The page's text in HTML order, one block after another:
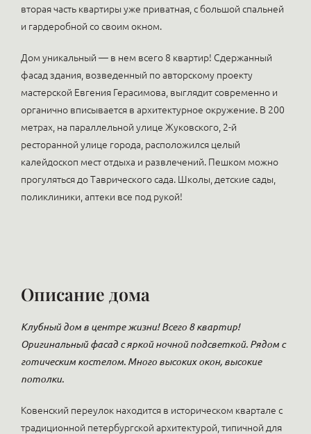
вторая часть квартиры уже приватная, с большой спальней
и гардеробной со своим окном.
Дом уникальный — в нем всего 8 квартир! Сдержанный
фасад здания, возведенный по авторскому проекту
мастерской Евгения Герасимова, выглядит современно и
органично вписывается в архитектурное окружение. В 200
метрах, на параллельной улице Жуковского, 2-й
ресторанной улице города, расположился целый
калейдоскоп мест отдыха и развлечений. Пешком можно
прогуляться до Таврического сада. Школы, детские сады,
поликлиники, аптеки все под рукой!
Описание дома
Клубный дом в центре жизни! Всего 8 квартир!
Оригинальный фасад с яркой ночной подсветкой. Рядом с
готическим костелом. Много высоких окон, высокие
потолки.
Ковенский переулок находится в историческом квартале с
традиционной петербургской архитектурой, типичной для